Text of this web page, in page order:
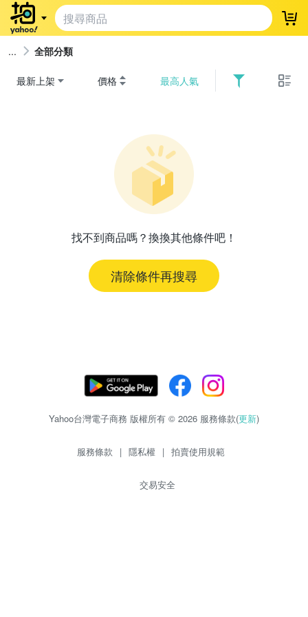
登
全部分類
最新上架 價格 最高人氣
找不到商品嗎？換換其他條件吧！
清除條件再搜尋
Yahoo台灣電子商務 版權所有 © 2026 服務條款(更新)
服務條款 | 隱私權 | 拍賣使用規範
交易安全